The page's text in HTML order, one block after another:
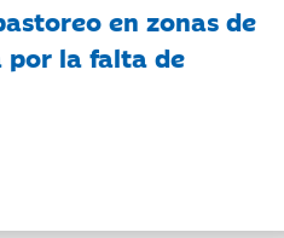
en zonas de
por la falta de